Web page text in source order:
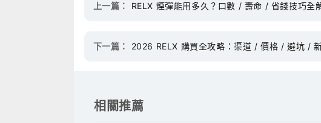
上一篇： RELX 煙彈能用多久？口數 / 壽命 / 省錢技巧全
下一篇： 2026 RELX 購買全攻略：渠道 / 價格 / 避坑 /
相關推薦